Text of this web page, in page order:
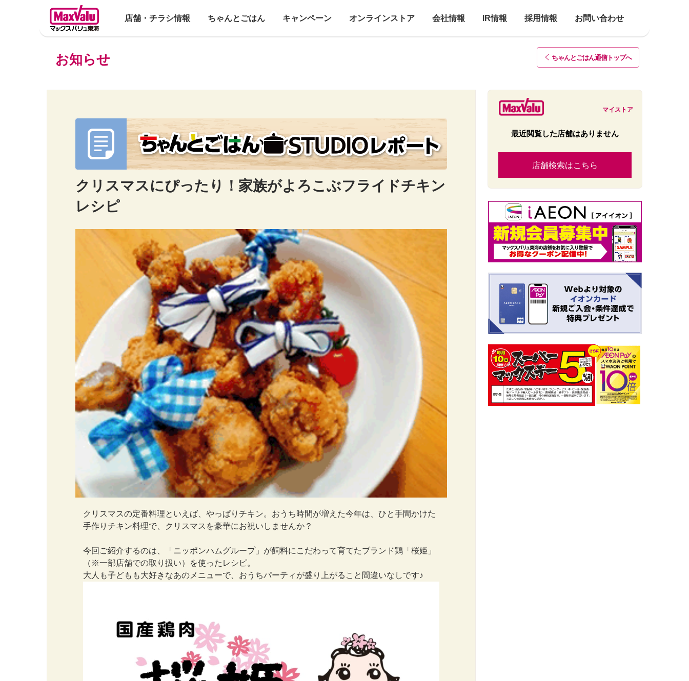
店舗・チラシ情報 ちゃんとごはん キャンペーン オンラインストア 会社情報 IR情報 採用情報 お問い合わせ
お知らせ ちゃんとごはん通信トップへ
クリスマスにぴったり！家族がよろこぶフライドチキン
レシピ
クリスマスの定番料理といえば、やっぱりチキン。おうち時間が増えた今年は、ひと手間かけた
手作りチキン料理で、クリスマスを豪華にお祝いしませんか？
今回ご紹介するのは、「ニッポンハムグループ」が飼料にこだわって育てたブランド鶏「桜姫」
（※一部店舗での取り扱い）を使ったレシピ。
大人も子どもも大好きなあのメニューで、おうちパーティが盛り上がること間違いなしです♪
マイストア
最近閲覧した店舗はありません
店舗検索はこちら